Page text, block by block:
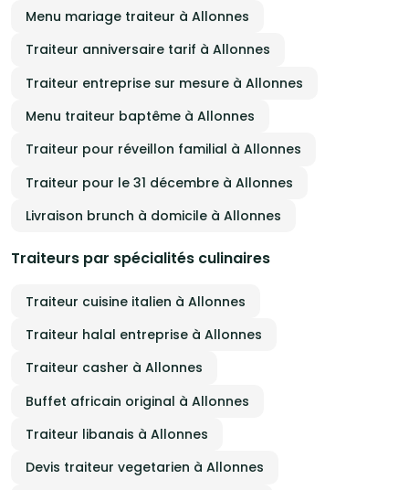
Menu mariage traiteur à Allonnes
Traiteur anniversaire tarif à Allonnes
Traiteur entreprise sur mesure à Allonnes
Menu traiteur baptême à Allonnes
Traiteur pour réveillon familial à Allonnes
Traiteur pour le 31 décembre à Allonnes
Livraison brunch à domicile à Allonnes
Traiteurs par spécialités culinaires
Traiteur cuisine italien à Allonnes
Traiteur halal entreprise à Allonnes
Traiteur casher à Allonnes
Buffet africain original à Allonnes
Traiteur libanais à Allonnes
Devis traiteur vegetarien à Allonnes